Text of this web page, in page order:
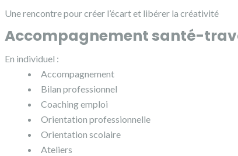
Une rencontre pour créer l’écart et libérer la créativité
Accompagnement santé-
En individuel :
Accompagnement
Bilan professionnel
Coaching emploi
Orientation professionnelle
Orientation scolaire
Ateliers